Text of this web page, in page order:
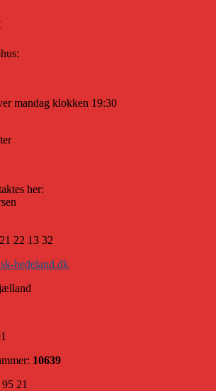
mandag klokken 19:30
her:
22 13 32
hedeland.dk
10639
21